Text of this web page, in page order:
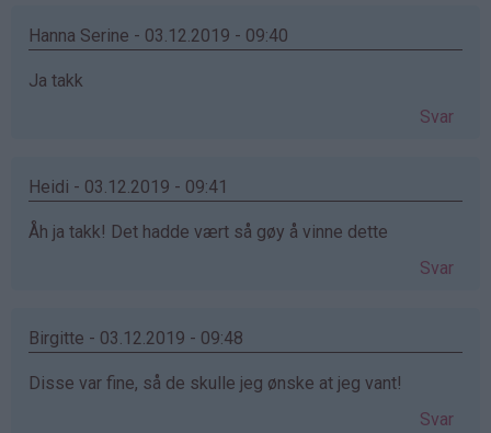
Hanna Serine - 03.12.2019 - 09:40
Ja takk
Svar
Heidi - 03.12.2019 - 09:41
Åh ja takk! Det hadde vært så gøy å vinne dette
Svar
Birgitte - 03.12.2019 - 09:48
Disse var fine, så de skulle jeg ønske at jeg vant!
Svar